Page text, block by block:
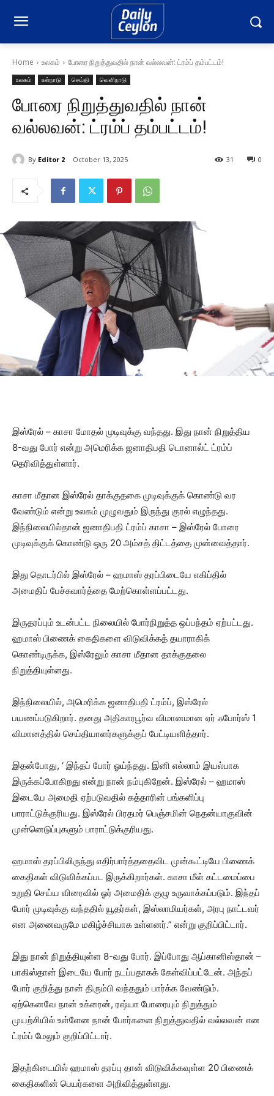
Home உலகம் போரை நிறுத்துவதில் நான் வல்லவன்: ட்ரம்ப் தம்பட்டம்!
உலகம் உள்நாடு செய்தி வெளிநாடு
போரை நிறுத்துவதில் நான்
வல்லவன்: ட்ரம்ப் தம்பட்டம்!
By Editor 2 October 13, 2025 0
31
இஸ்ரேல் – காசா மோதல் முடிவுக்கு வந்தது. இது நான் நிறுத்திய
8-வது போர் என்று அமெரிக்க ஜனாதிபதி டொனால்ட் ட்ரம்ப்
தெரிவித்துள்ளார்.
காசா மீதான இஸ்ரேல் தாக்குதகை முடிவுக்குக் கொண்டு வர
வேண்டும் என்று உலகம் முழுவதும் இருந்து குரல் எழுந்தது.
இந்நிலையில்தான் ஜனாதிபதி ட்ரம்ப் காசா – இஸ்ரேல் போரை
முடிவுக்குக் கொண்டு ஒரு 20 அம்சத் திட்டத்தை முன்வைத்தார்.
இது தொடர்பில் இஸ்ரேல் – ஹமாஸ் தரப்பிடையே எகிப்தில்
அமைதிப் பேச்சுவார்த்தை மேற்கொள்ளப்பட்டது.
இருதரப்பும் உடன்பட்ட நிலையில் போர்நிறுத்த ஒப்பந்தம் ஏற்பட்டது.
ஹமாஸ் பிணைக் கைதிகளை விடுவிக்கத் தயாராகிக்
கொண்டிருக்க, இஸ்ரேலும் காசா மீதான தாக்குதலை
நிறுத்தியுள்ளது.
இந்நிலையில், அமெரிக்க ஜனாதிபதி ட்ரம்ப், இஸ்ரேல்
பயணப்படுகிறார். தனது அதிகாரபூர்வ விமானமான ஏர் ஃபோர்ஸ் 1
விமானத்தில் செய்தியாளர்களுக்குப் பேட்டியளித்தார்.
இதன்போது, ‘ இந்தப் போர் ஓய்ந்தது. இனி எல்லாம் இயல்பாக
இருக்கப்போகிறது என்று நான் நம்புகிறேன். இஸ்ரேல் – ஹமாஸ்
இடையே அமைதி ஏற்படுவதில் கத்தாரின் பங்களிப்பு
பாராட்டுக்குரியது. இஸ்ரேல் பிரதமர் பெஞ்சமின் நெதன்யாகுவின்
முன்னெடுப்புகளும் பாராட்டுக்குரியது.
ஹமாஸ் தரப்பிலிருந்து எதிர்பார்த்ததைவிட முன்கூட்டியே பிணைக்
கைதிகள் விடுவிக்கப்பட இருக்கிறார்கள். காசா மீள் கட்டமைப்பை
உறுதி செய்ய விரைவில் ஓர் அமைதிக் குழு உருவாக்கப்படும். இந்தப்
போர் முடிவுக்கு வந்ததில் யூதர்கள், இஸ்லாமியர்கள், அரபு நாட்டவர்
என அனைவருமே மகிழ்ச்சியாக உள்ளனர்.” என்று குறிப்பிட்டார்.
இது நான் நிறுத்தியுள்ள 8-வது போர். இப்போது ஆப்கானிஸ்தான் –
பாகிஸ்தான் இடையே போர் நடப்பதாகக் கேள்விப்பட்டேன். அந்தப்
போர் குறித்து நான் திரும்பி வந்ததும் பார்க்க வேண்டும்.
ஏற்கெனவே நான் உக்ரைன், ரஷ்யா போரையும் நிறுத்தும்
முயற்சியில் உள்ளேன நான் போர்களை நிறுத்துவதில் வல்லவன் என
ட்ரம்ப் மேலும் குறிப்பிட்டார்.
இதற்கிடையில் ஹமாஸ் தரப்பு தான் விடுவிக்கவுள்ள 20 பிணைக்
கைதிகளின் பெயர்களை அறிவித்துள்ளது.